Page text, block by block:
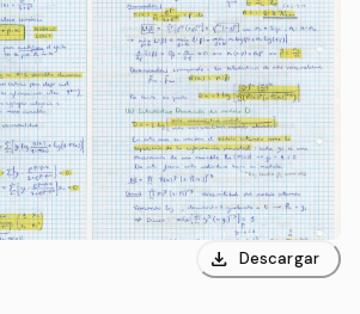
download Descargar